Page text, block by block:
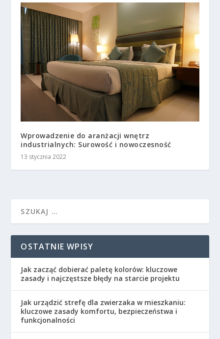
Wprowadzenie do aranżacji wnętrz
industrialnych: Surowość i nowoczesność
13 stycznia 2022
OSTATNIE WPISY
Jak zacząć dobierać paletę kolorów: kluczowe
zasady i najczęstsze błędy na starcie projektu
Jak urządzić strefę dla zwierzaka w mieszkaniu:
kluczowe zasady komfortu, bezpieczeństwa i
funkcjonalności